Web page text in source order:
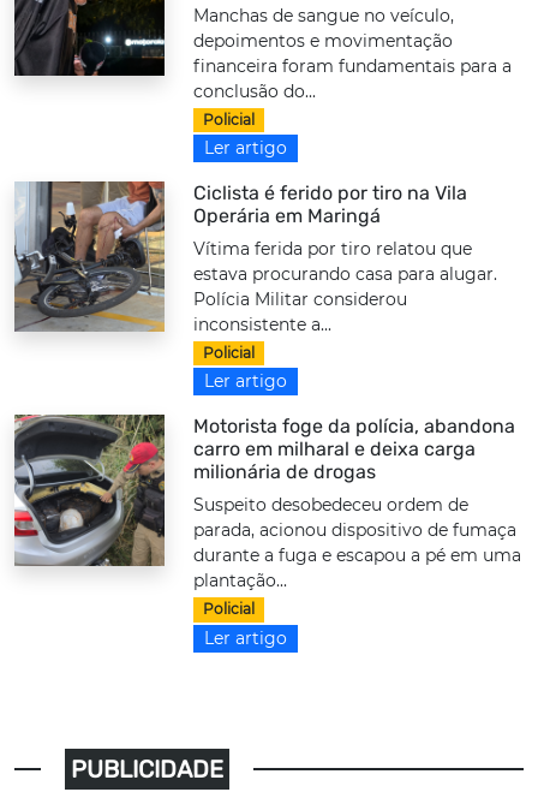
Manchas de sangue no veículo,
depoimentos e movimentação
financeira foram fundamentais para a
conclusão do...
Policial
Ler artigo
Ciclista é ferido por tiro na Vila
Operária em Maringá
Vítima ferida por tiro relatou que
estava procurando casa para alugar.
Polícia Militar considerou
inconsistente a...
Policial
Ler artigo
Motorista foge da polícia, abandona
carro em milharal e deixa carga
milionária de drogas
Suspeito desobedeceu ordem de
parada, acionou dispositivo de fumaça
durante a fuga e escapou a pé em uma
plantação...
Policial
Ler artigo
PUBLICIDADE